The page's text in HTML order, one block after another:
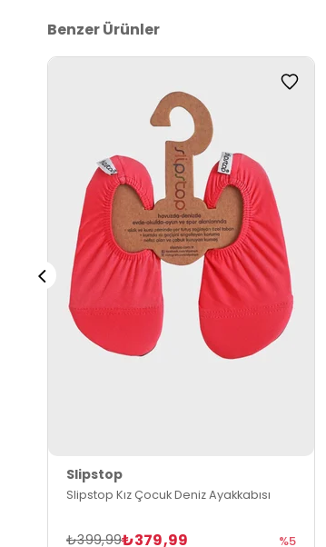
Benzer Ürünler
Slipstop
Slipstop Kız Çocuk Deniz Ayakkabısı
₺379,99
₺399,99 %5